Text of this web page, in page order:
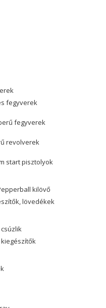
fegyverek
fegyverek
revolverek
start pisztolyok
kilövő
lövedékek